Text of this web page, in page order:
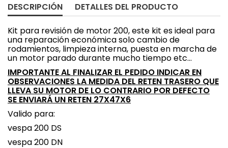
DESCRIPCIÓN DETALLES DEL PRODUCTO
Kit para revisión de motor 200, este kit es ideal para
una reparación económica solo cambio de
rodamientos, limpieza interna, puesta en marcha de
un motor parado durante mucho tiempo etc...
IMPORTANTE AL FINALIZAR EL PEDIDO INDICAR EN
OBSERVACIONES LA MEDIDA DEL RETEN TRASERO QUE
LLEVA SU MOTOR DE LO CONTRARIO POR DEFECTO
SE ENVIARÁ UN RETEN 27X47X6
Valido para:
vespa 200 DS
vespa 200 DN